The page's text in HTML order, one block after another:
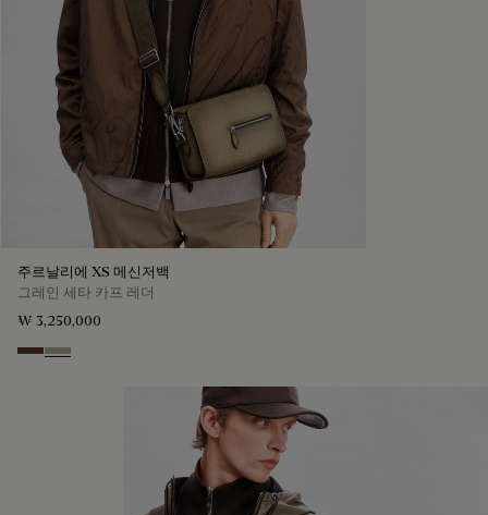
주르날리에 XS 메신저백
그레인 세타 카프 레더
₩ 3,250,000
Soft Brown
Light Kaki